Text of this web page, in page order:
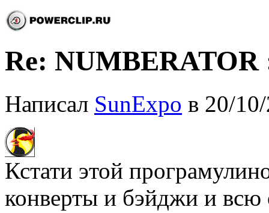
Re:
Написал SunExpo в 20/
Кстати этой
конверты и бэйджи и